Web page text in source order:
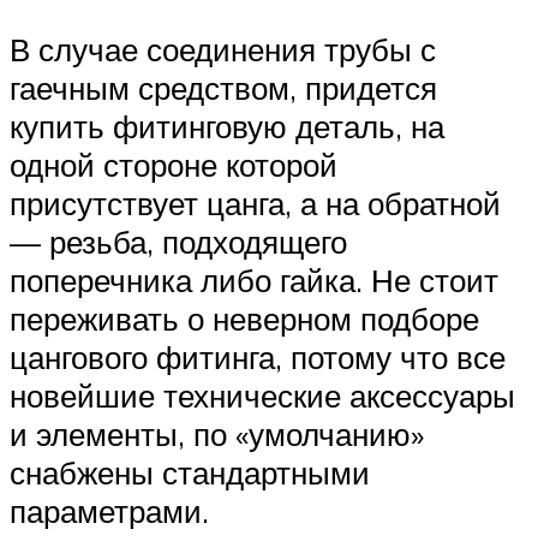
В случае соединения трубы с
гаечным средством, придется
купить фитинговую деталь, на
одной стороне которой
присутствует цанга, а на обратной
— резьба, подходящего
поперечника либо гайка. Не стоит
переживать о неверном подборе
цангового фитинга, потому что все
новейшие технические аксессуары
и элементы, по «умолчанию»
снабжены стандартными
параметрами.